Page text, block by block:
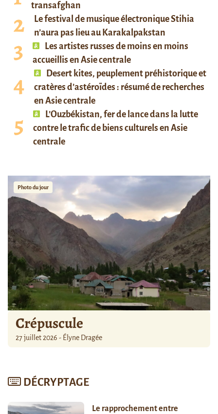
transafghan
Le festival de musique électronique Stihia
n’aura pas lieu au Karakalpakstan
Les artistes russes de moins en moins
accueillis en Asie centrale
Desert kites, peuplement préhistorique et
cratères d’astéroïdes : résumé de recherches
en Asie centrale
L’Ouzbékistan, fer de lance dans la lutte
contre le trafic de biens culturels en Asie
centrale
Photo du jour
Crépuscule
27 juillet 2026 - Élyne Dragée
DÉCRYPTAGE
Le rapprochement entre